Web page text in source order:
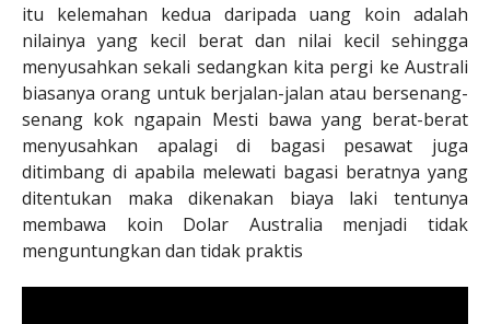
itu kelemahan kedua daripada uang koin adalah
nilainya yang kecil berat dan nilai kecil sehingga
menyusahkan sekali sedangkan kita pergi ke Australi
biasanya orang untuk berjalan-jalan atau bersenang-
senang kok ngapain Mesti bawa yang berat-berat
menyusahkan apalagi di bagasi pesawat juga
ditimbang di apabila melewati bagasi beratnya yang
ditentukan maka dikenakan biaya laki tentunya
membawa koin Dolar Australia menjadi tidak
menguntungkan dan tidak praktis